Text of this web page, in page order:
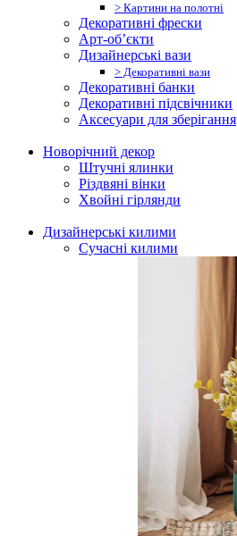
> Картини на полотні
Декоративні фрески
Арт-об’єкти
Дизайнерські вази
> Декоративні вази
Декоративні банки
Декоративні підсвічники
Аксесуари для зберігання
Новорічний декор
Штучні ялинки
Різдвяні вінки
Хвойні гірлянди
Дизайнерські килими
Сучасні килими